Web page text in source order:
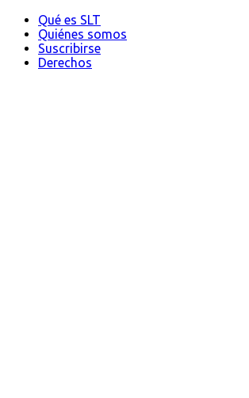
Qué es SLT
Quiénes somos
Suscribirse
Derechos